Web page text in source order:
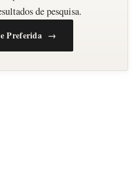
de pesquisa.
Preferida →